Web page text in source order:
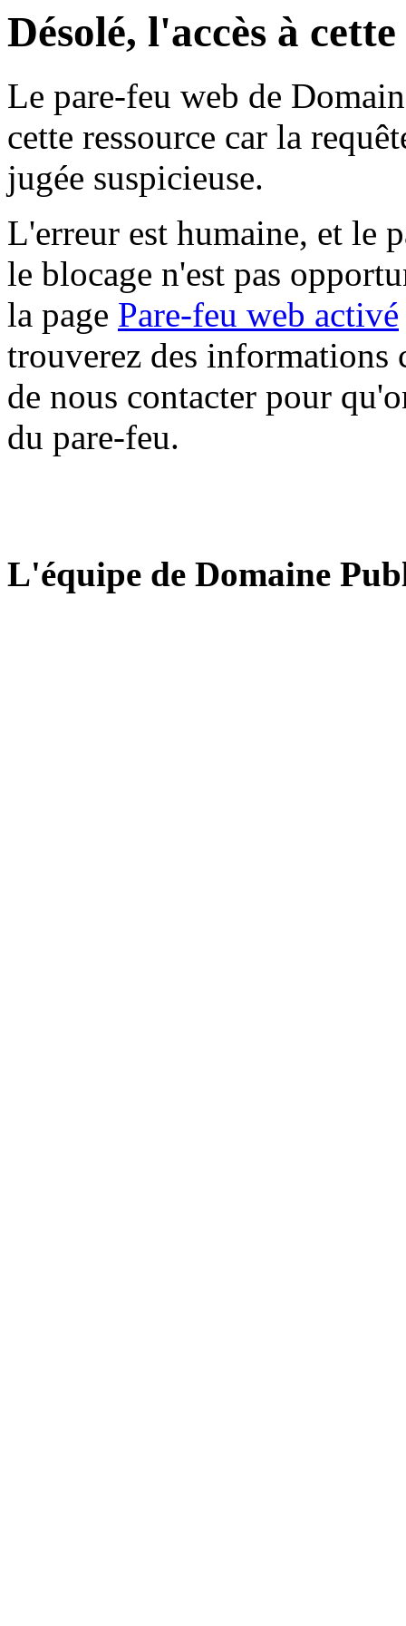
Désolé, l'accès à
Le pare-feu web de
cette ressource car la
jugée suspicieuse.
L'erreur est humaine, et le
le blocage n'est pas
la page Pare-feu web activé
trouverez des informations
de nous contacter pour
du pare-feu.
L'équipe de Domaine